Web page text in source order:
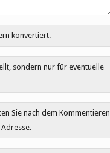
konvertiert.
sondern nur für eventuelle
Sie nach dem Kommentieren